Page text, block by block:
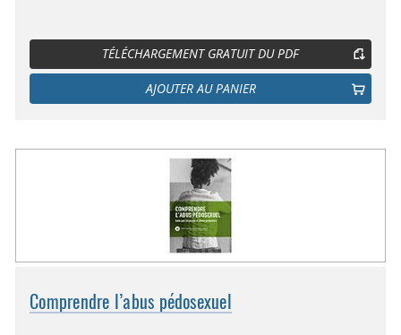
TÉLÉCHARGEMENT GRATUIT DU PDF
AJOUTER AU PANIER
Comprendre l’abus pédosexuel